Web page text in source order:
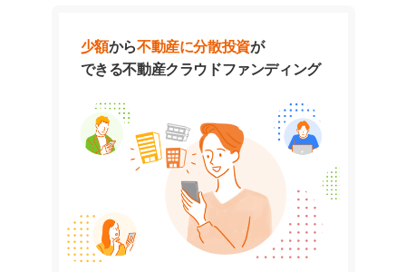
少額から不動産に分散投資が
できる不動産クラウドファンディング